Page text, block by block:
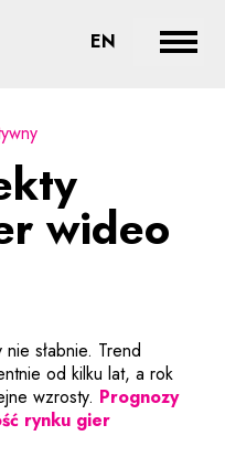
branży gier
EN CHANGE
wideo
słabnie. Trend
od kilku lat, a rok
wzrosty. Prognozy
rynku gier
link zostanie otwarty